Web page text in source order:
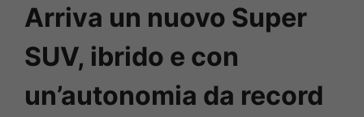
Arriva un nuovo Super
SUV, ibrido e con
un’autonomia da record